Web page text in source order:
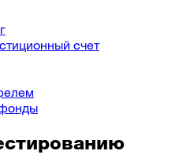
счет